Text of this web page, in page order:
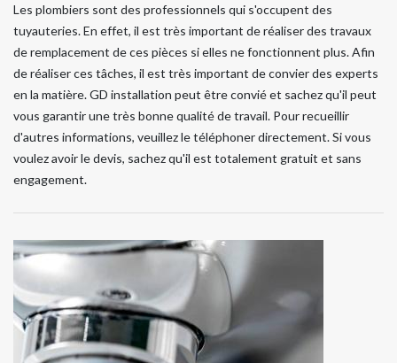
Les plombiers sont des professionnels qui s'occupent des
tuyauteries. En effet, il est très important de réaliser des travaux
de remplacement de ces pièces si elles ne fonctionnent plus. Afin
de réaliser ces tâches, il est très important de convier des experts
en la matière. GD installation peut être convié et sachez qu'il peut
vous garantir une très bonne qualité de travail. Pour recueillir
d'autres informations, veuillez le téléphoner directement. Si vous
voulez avoir le devis, sachez qu'il est totalement gratuit et sans
engagement.